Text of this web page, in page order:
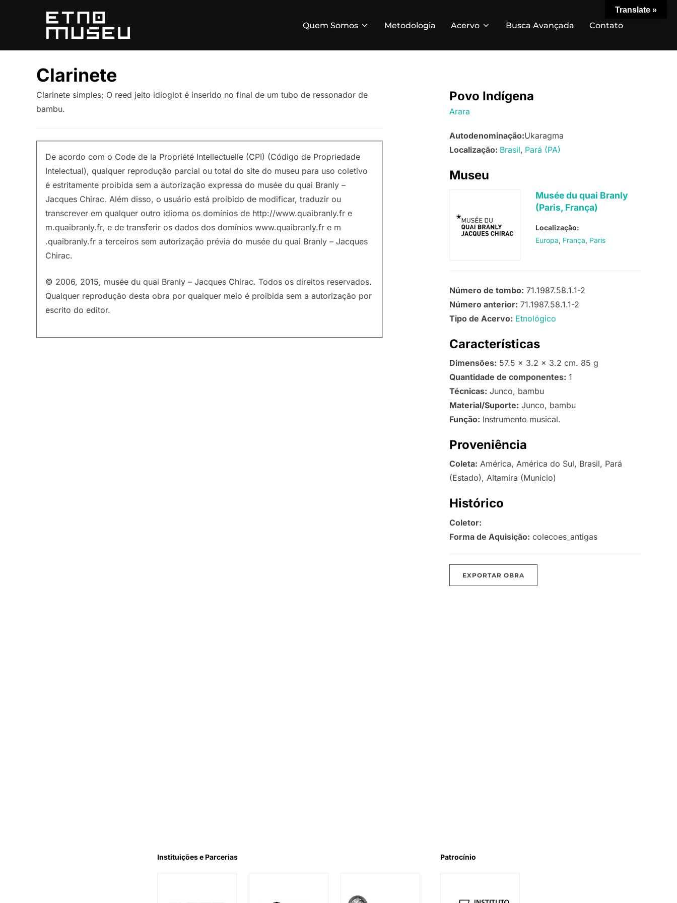
conteúdo
Quem Somos Metodologia Acervo Busca Avançada Contato
Clarinete
Clarinete simples; O reed jeito idioglot é inserido no final de um tubo de ressonador de
bambu.
De acordo com o Code de la Propriété Intellectuelle (CPI) (Código de Propriedade
Intelectual), qualquer reprodução parcial ou total do site do museu para uso coletivo
é estritamente proibida sem a autorização expressa do musée du quai Branly –
Jacques Chirac. Além disso, o usuário está proibido de modificar, traduzir ou
transcrever em qualquer outro idioma os domínios de http://www.quaibranly.fr e
m.quaibranly.fr, e de transferir os dados dos domínios www.quaibranly.fr e m
.quaibranly.fr a terceiros sem autorização prévia do musée du quai Branly – Jacques
Chirac.
© 2006, 2015, musée du quai Branly – Jacques Chirac. Todos os direitos reservados.
Qualquer reprodução desta obra por qualquer meio é proibida sem a autorização por
escrito do editor.
Povo Indígena
Arara
Autodenominação:Ukaragma
Localização: Brasil Pará (PA)
Museu
Musée du quai Branly
(Paris, França)
Localização:
Europa França Paris
Número de tombo: 71.1987.58.1.1-2
Número anterior: 71.1987.58.1.1-2
Tipo de Acervo: Etnológico
Características
Dimensões: 57.5 x 3.2 x 3.2 cm. 85 g
Quantidade de componentes: 1
Técnicas: Junco, bambu
Material/Suporte: Junco, bambu
Função: Instrumento musical.
Proveniência
Coleta: América, América do Sul, Brasil, Pará
(Estado), Altamira (Municio)
Histórico
Coletor:
Forma de Aquisição: colecoes_antigas
EXPORTAR OBRA
Instituições e Parcerias Patrocínio
Translate »